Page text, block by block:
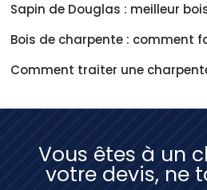
Sapin de Douglas : meilleur
Bois de charpente : comment
Comment traiter une
Vous êtes à un
votre devis, ne